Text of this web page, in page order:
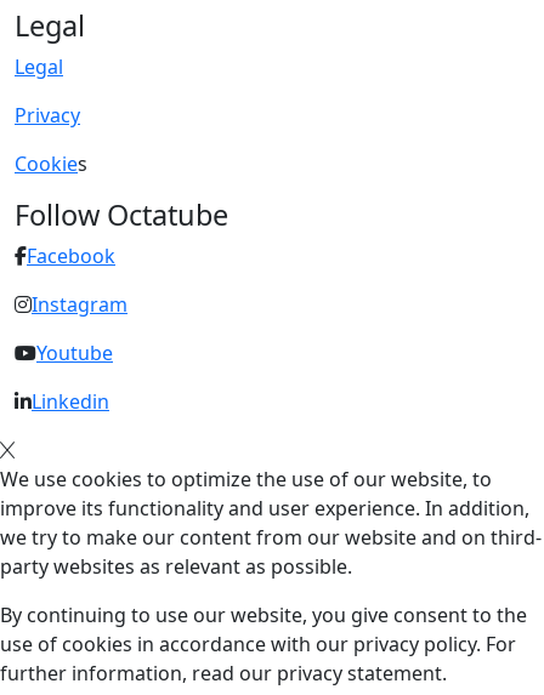
Legal
Legal
Privacy
Cookies
Follow Octatube
Facebook
Instagram
Youtube
Linkedin
We use cookies to optimize the use of our website, to
improve its functionality and user experience. In addition,
we try to make our content from our website and on third-
party websites as relevant as possible.
By continuing to use our website, you give consent to the
use of cookies in accordance with our privacy policy. For
further information, read our privacy statement.